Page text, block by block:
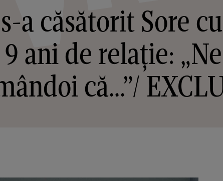
a căsătorit Sore
ani de relație:
că...”/